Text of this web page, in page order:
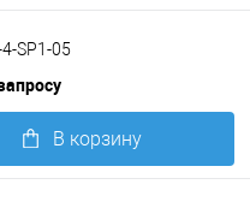
4-SP1-05
В корзину